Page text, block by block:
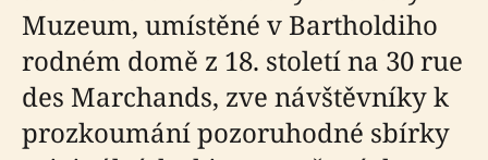
Muzeum, umístěné v Bartholdiho
rodném domě z 18. století na 30 rue
des Marchands, zve návštěvníky k
prozkoumání pozoruhodné sbírky